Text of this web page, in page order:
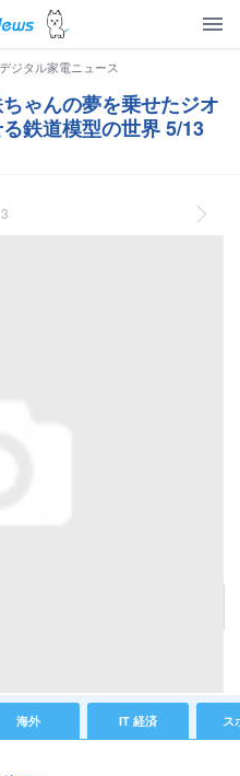
デジタル家電ニュース
ゃんの夢を乗せたジオ
鉄道模型の世界 5/13
海外 IT 経済 ス